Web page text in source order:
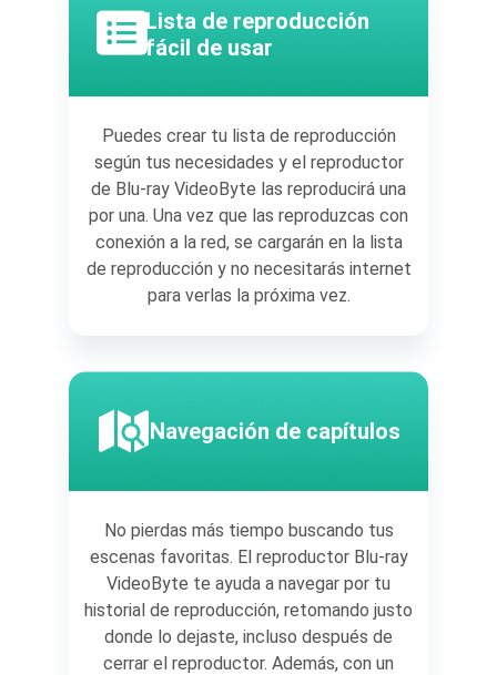
Lista de reproducción
fácil de usar
Puedes crear tu lista de reproducción
según tus necesidades y el reproductor
de Blu-ray VideoByte las reproducirá una
por una. Una vez que las reproduzcas con
conexión a la red, se cargarán en la lista
de reproducción y no necesitarás internet
para verlas la próxima vez.
Navegación de capítulos
No pierdas más tiempo buscando tus
escenas favoritas. El reproductor Blu-ray
VideoByte te ayuda a navegar por tu
historial de reproducción, retomando justo
donde lo dejaste, incluso después de
cerrar el reproductor. Además, con un